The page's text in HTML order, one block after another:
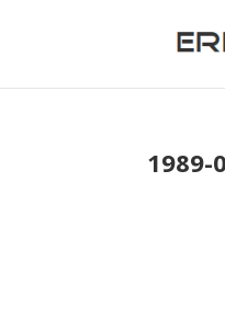
1989-